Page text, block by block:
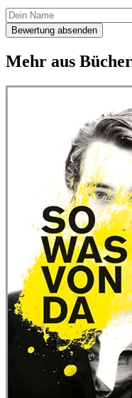
Bewertung absenden
Mehr aus Bücher